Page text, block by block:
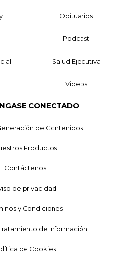
Obituarios
Podcast
Salud Ejecutiva
Videos
CONECTADO
de Contenidos
Productos
Contáctenos
de privacidad
y Condiciones
de Información
de Cookies